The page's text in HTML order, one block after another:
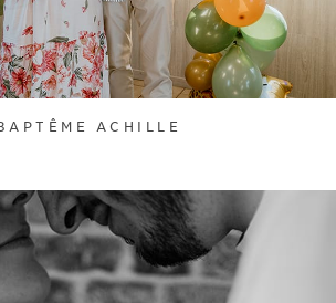
ACHILLE